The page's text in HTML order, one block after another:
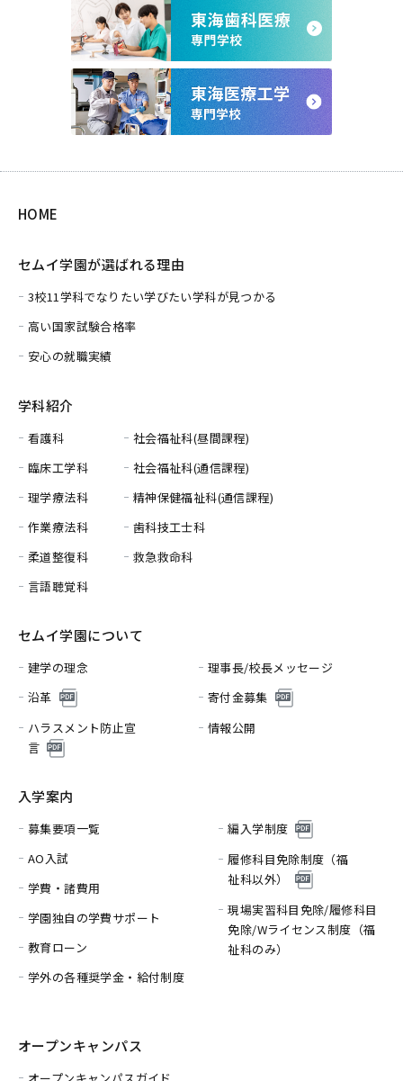
HOME
セムイ学園が選ばれる理由
3校11学科でなりたい学びたい学科が見つかる
高い国家試験合格率
安心の就職実績
学科紹介
看護科
臨床工学科
理学療法科
作業療法科
柔道整復科
言語聴覚科
社会福祉科(昼間課程)
社会福祉科(通信課程)
精神保健福祉科(通信課程)
歯科技工士科
救急救命科
セムイ学園について
建学の理念
理事長/校長メッセージ
沿革
寄付金募集
ハラスメント防止宣
言
情報公開
入学案内
募集要項一覧
AO入試
学費・諸費用
学園独自の学費サポート
教育ローン
学外の各種奨学金・給付制度
編入学制度
履修科目免除制度（福
祉科以外）
現場実習科目免除/履修科目
免除/Wライセンス制度（福
祉科のみ）
オープンキャンパス